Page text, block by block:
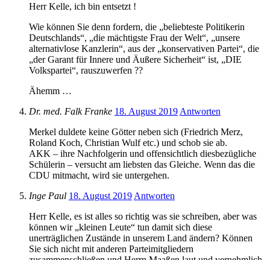
Herr Kelle, ich bin entsetzt !
Wie können Sie denn fordern, die „beliebteste Politikerin
Deutschlands“, „die mächtigste Frau der Welt“, „unsere
alternativlose Kanzlerin“, aus der „konservativen Partei“, die
„der Garant für Innere und Äußere Sicherheit“ ist, „DIE
Volkspartei“, rauszuwerfen ??
Ähemm …
Dr. med. Falk Franke 18. August 2019 Antworten
Merkel duldete keine Götter neben sich (Friedrich Merz,
Roland Koch, Christian Wulf etc.) und schob sie ab.
AKK – ihre Nachfolgerin und offensichtlich diesbezügliche
Schülerin – versucht am liebsten das Gleiche. Wenn das die
CDU mitmacht, wird sie untergehen.
Inge Paul 18. August 2019 Antworten
Herr Kelle, es ist alles so richtig was sie schreiben, aber was
können wir „kleinen Leute“ tun damit sich diese
unerträglichen Zustände in unserem Land ändern? Können
Sie sich nicht mit anderen Parteimitgliedern